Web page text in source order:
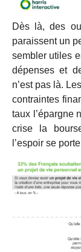
Dès là, des
paraissent un
sembler utiles
dépenses et
n’est pas là.
contraintes
taux l’épargne
crise la
l’espoir se